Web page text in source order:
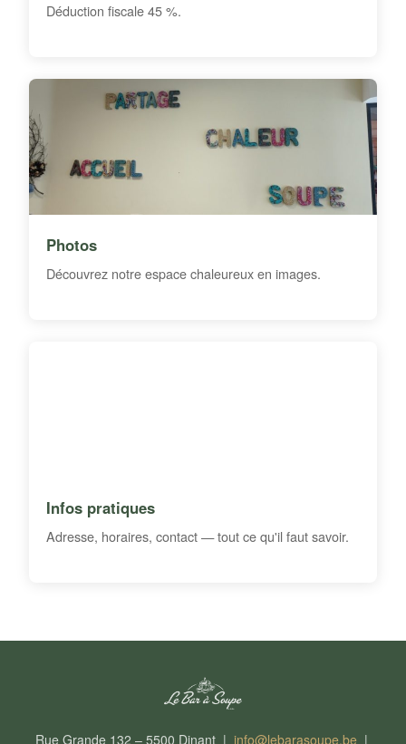
Déduction fiscale 45 %.
Photos
Découvrez notre espace chaleureux en images.
Infos pratiques
Adresse, horaires, contact — tout ce qu'il faut savoir.
Rue Grande 132 – 5500 Dinant | info@lebarasoupe.be|